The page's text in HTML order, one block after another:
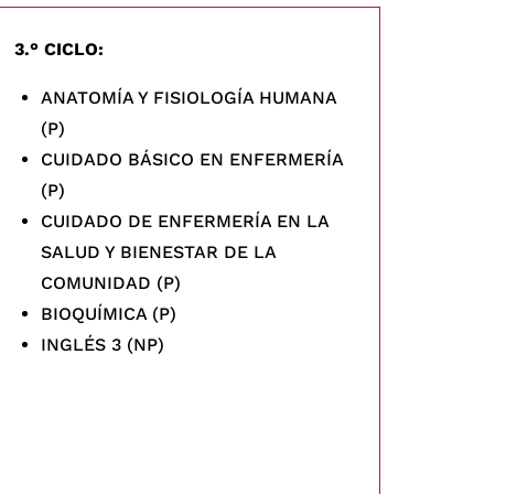
3.° CICLO:
ANATOMÍA Y FISIOLOGÍA HUMANA
(P)
CUIDADO BÁSICO EN ENFERMERÍA
(P)
CUIDADO DE ENFERMERÍA EN LA
SALUD Y BIENESTAR DE LA
COMUNIDAD (P)
BIOQUÍMICA (P)
INGLÉS 3 (NP)